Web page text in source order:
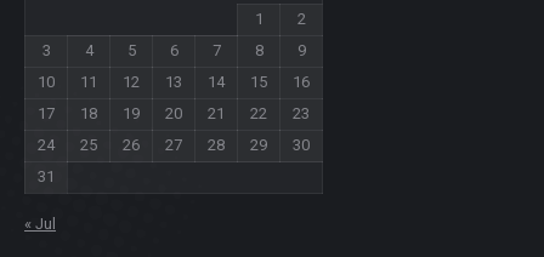
1
2
3
4 5 6 7 8
9
10
11 12 13 14 15
16
17
18 19 20 21 22
23
24
25 26 27 28 29
30
31
« Jul